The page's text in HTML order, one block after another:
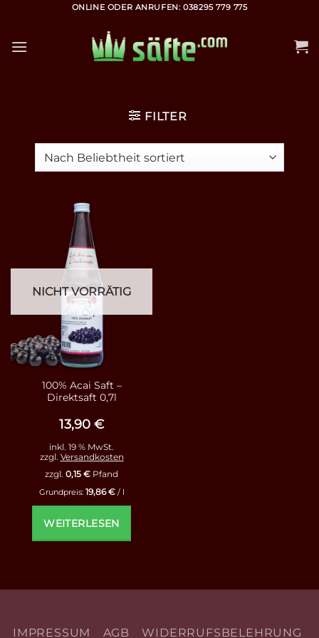
springen
ONLINE ODER ANRUFEN: 038295 779 775
FILTER
NICHT VORRÄTIG
100% Acai Saft –
Direktsaft 0,7l
13,90 €
inkl. 19 % MwSt.
zzgl. Versandkosten
zzgl. 0,15 € Pfand
Grundpreis: 19,86€/ l
WEITERLESEN
IMPRESSUM AGB WIDERRUFSBELEHRUNG